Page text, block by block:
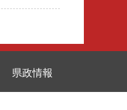
県政情報